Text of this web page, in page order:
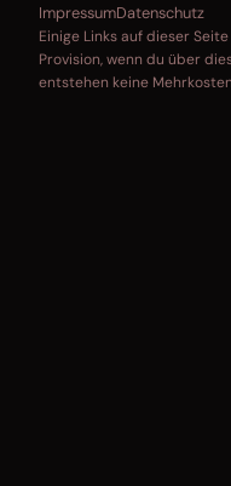
ImpressumDatenschutz
Einige Links auf dieser
Provision, wenn du über
entstehen keine